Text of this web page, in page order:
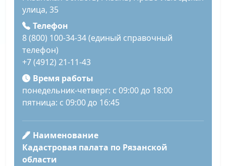
улица, 35
Телефон
8 (800) 100-34-34 (единый справочный
телефон)
+7 (4912) 21-11-43
Время работы
понедельник-четверг: с 09:00 до 18:00
пятница: с 09:00 до 16:45
Наименование
Кадастровая палата по Рязанской
области